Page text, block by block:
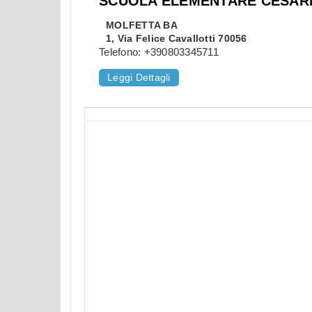
MOLFETTA BA
1, Via Felice Cavallotti 70056
Telefono: +390803345711
Leggi Dettagli